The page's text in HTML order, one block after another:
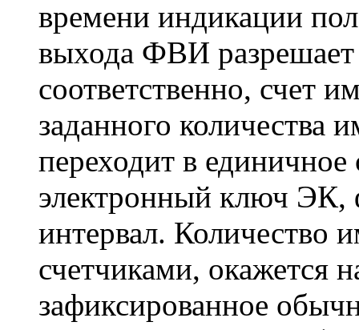
времени индикации
выхода ФВИ разрешает
соответственно, счет
заданного количества
переходит в единичное
электронный ключ ЭК,
интервал. Количество
счетчиками, окажется
зафиксированное